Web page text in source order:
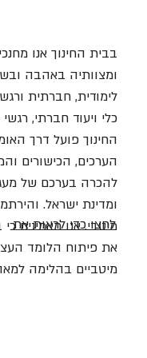
​​בבית החינוך אנו
ומצוותיה באהבה
לימודית, חברתית
כלי ויעוד חברתי,
החינוך פועל דרך
הערכים, הכישורים
להכרה בערכם של
ומדינת ישראל.
מיטבי. אנו מאמינים
את פיתוח הלומד
מיטביים בהלימה למאה
לחצו כדי לראות את